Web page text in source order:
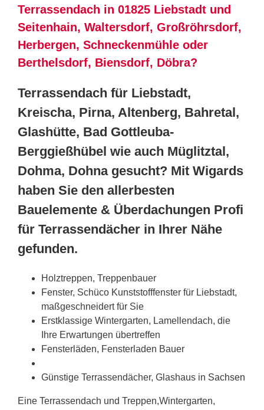
Terrassendach in 01825 Liebstadt und
Seitenhain, Waltersdorf, Großröhrsdorf,
Herbergen, Schneckenmühle oder
Berthelsdorf, Biensdorf, Döbra?
Terrassendach für Liebstadt,
Kreischa, Pirna, Altenberg, Bahretal,
Glashütte, Bad Gottleuba-
Berggießhübel wie auch Müglitztal,
Dohma, Dohna gesucht? Mit Wigards
haben Sie den allerbesten
Bauelemente & Überdachungen Profi
für Terrassendächer in Ihrer Nähe
gefunden.
Holztreppen, Treppenbauer
Fenster, Schüco Kunststofffenster für Liebstadt,
maßgeschneidert für Sie
Erstklassige Wintergarten, Lamellendach, die
Ihre Erwartungen übertreffen
Fensterläden, Fensterladen Bauer
Günstige Terrassendächer, Glashaus in Sachsen
Eine Terrassendach und Treppen,Wintergarten,